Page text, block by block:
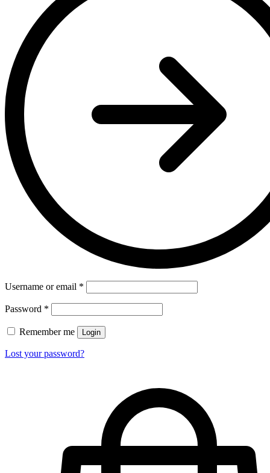
Username or email *
Password *
Remember me Login
Lost your password?